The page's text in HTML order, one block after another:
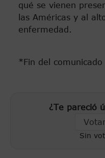
qué se vienen
las Américas y al
enfermedad.
*Fin del
¿Te pareció
Sin